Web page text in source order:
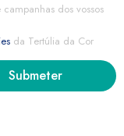
dos vossos
da Tertúlia da Cor